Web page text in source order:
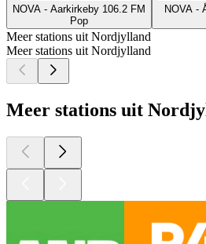
NOVA - Aarkirkeby 106.2 FM
Pop
NOVA -
Meer stations uit Nordjylland
Meer stations uit Nordjylland
Meer stations uit